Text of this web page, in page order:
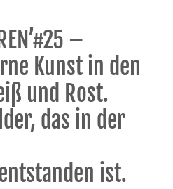
–
Kunst in den
und Rost.
das in der
ist.